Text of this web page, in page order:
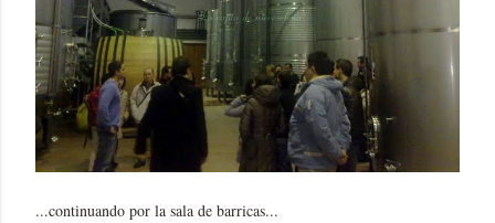
...continuando por la sala de barricas...